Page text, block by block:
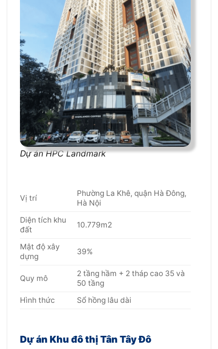
Dự án HPC Landmark
Vị trí
Phường La Khê, quận Hà Đông,
Hà Nội
Diện tích khu
đất
10.779m2
Mật độ xây
dựng
39%
Quy mô
2 tầng hầm + 2 tháp cao 35 và
50 tầng
Hình thức
Sổ hồng lâu dài
Dự án Khu đô thị Tân Tây Đô